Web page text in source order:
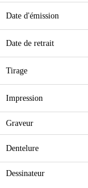
Date d'émission
Date de retrait
Tirage
Impression
Graveur
Dentelure
Dessinateur